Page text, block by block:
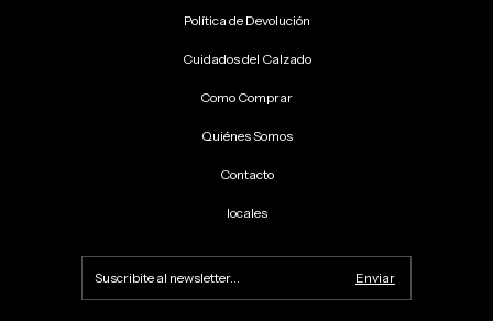
Política de Devolución
Cuidados del Calzado
Como Comprar
Quiénes Somos
Contacto
locales